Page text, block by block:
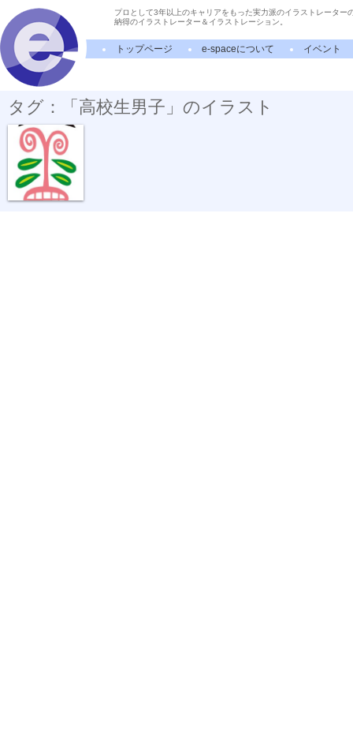
プロとして3年以上のキャリアをもった実力派のイラストレーター
納得のイラストレーター＆イラストレーション。
トップページ e-spaceについて イベント
タグ：「高校生男子」のイラスト
保健係